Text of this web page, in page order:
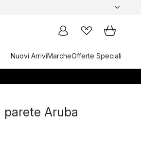
Nuovi ArriviMarcheOfferte Speciali
parete Aruba